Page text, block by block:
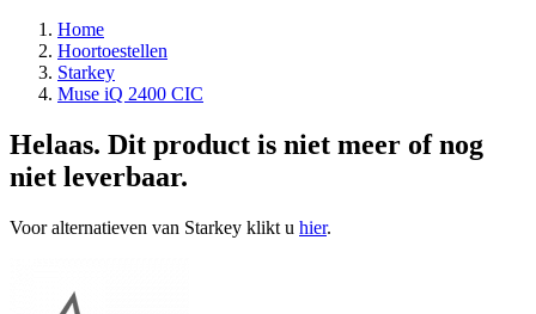
Home
Hoortoestellen
Starkey
Muse iQ 2400 CIC
Helaas. Dit product is niet meer of nog
niet leverbaar.
Voor alternatieven van Starkey klikt u hier.